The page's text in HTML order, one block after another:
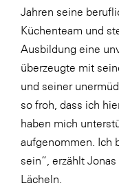
Salesforce
sebamed
SeneCura
SKINUANCE®
Sony DADC
SPIEGLTEC
Jahren seine
Küchenteam und
Ausbildung eine
überzeugte mit
und seiner
so froh, dass ich
haben mich
aufgenommen. Ich
sein“, erzählt
Lächeln.